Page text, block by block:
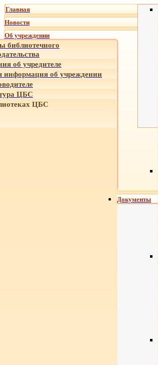
Главная
Новости
Об учреждении
библиотечного
об учредителе
об учреждении
ЦБС
ЦБС
Документы